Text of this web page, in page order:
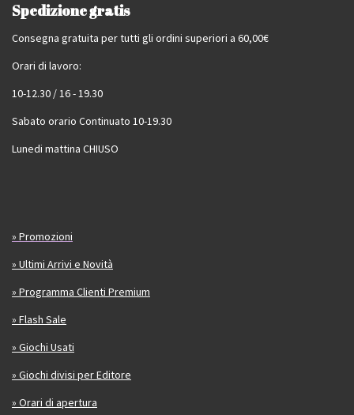
Spedizione gratis
Consegna gratuita per tutti gli ordini superiori a 60,00€
Orari di lavoro:
10-12.30 / 16 - 19.30
Sabato orario Continuato 10-19.30
Lunedi mattina CHIUSO
» Promozioni
» Ultimi Arrivi e Novità
» Programma Clienti Premium
» Flash Sale
» Giochi Usati
» Giochi divisi per Editore
» Orari di apertura